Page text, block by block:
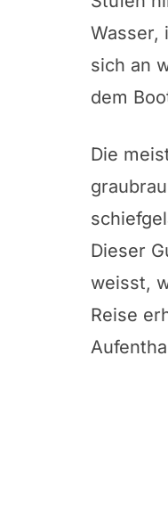
Wasser,
sich an
dem
Die
Dieser
weisst,
Reise